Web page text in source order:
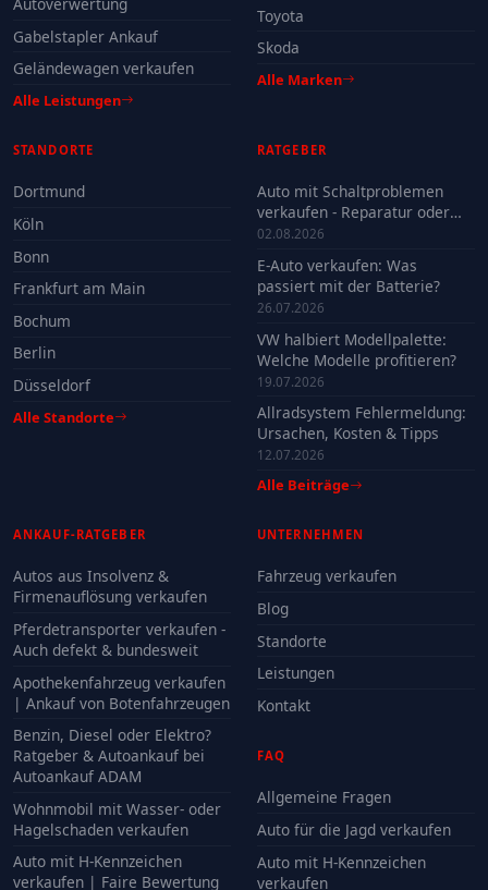
Gabelstapler Ankauf
Geländewagen verkaufen
Alle Leistungen
Toyota
Skoda
Alle Marken
STANDORTE
Dortmund
Köln
Bonn
Frankfurt am Main
Bochum
Berlin
Düsseldorf
Alle Standorte
RATGEBER
Auto mit Schaltproblemen
verkaufen - Reparatur oder
Verkauf?
02.08.2026
E-Auto verkaufen: Was
passiert mit der Batterie?
26.07.2026
VW halbiert Modellpalette:
Welche Modelle profitieren?
19.07.2026
Allradsystem Fehlermeldung:
Ursachen, Kosten & Tipps
12.07.2026
Alle Beiträge
ANKAUF-RATGEBER
Autos aus Insolvenz &
Firmenauflösung verkaufen
Pferdetransporter verkaufen -
Auch defekt & bundesweit
Apothekenfahrzeug verkaufen
| Ankauf von Botenfahrzeugen
Benzin, Diesel oder Elektro?
Ratgeber & Autoankauf bei
Autoankauf ADAM
Wohnmobil mit Wasser- oder
Hagelschaden verkaufen
Auto mit H-Kennzeichen
verkaufen | Faire Bewertung
UNTERNEHMEN
Fahrzeug verkaufen
Blog
Standorte
Leistungen
Kontakt
FAQ
Allgemeine Fragen
Auto für die Jagd verkaufen
Auto mit H-Kennzeichen
verkaufen